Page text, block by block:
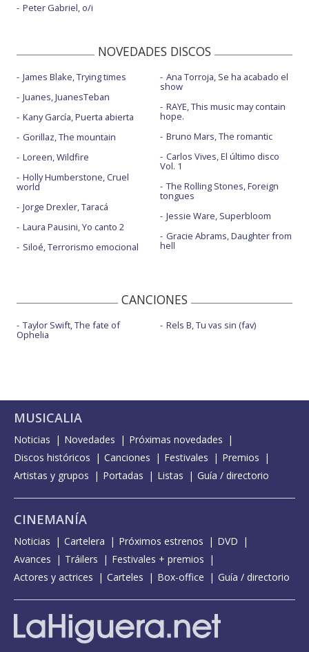
Peter Gabriel, o/i
NOVEDADES DISCOS
James Blake, Trying times
Juanes, JuanesTeban
Kany García, Puerta abierta
Gorillaz, The mountain
Loreen, Wildfire
Holly Humberstone, Cruel
world
Jorge Drexler, Taracá
Laura Pausini, Yo canto 2
Siloé, Terrorismo emocional
Ana Torroja, Se ha acabado el
show
RAYE, This music may contain
hope.
Bruno Mars, The romantic
Carlos Vives, El último disco
Vol. 1
The Rolling Stones, Foreign
tongues
Jessie Ware, Superbloom
Gracie Abrams, Daughter from
hell
CANCIONES
Taylor Swift, The fate of
Ophelia
Rels B, Tu vas sin (fav)
MUSICALIA
Noticias Novedades
Próximas novedades
Discos históricos
Canciones Festivales
Premios
Artistas y grupos
Portadas Listas Guía / directorio
CINEMANÍA
Noticias Cartelera Próximos estrenos
DVD
Avances
Tráilers
Festivales + premios
Actores y actrices
Carteles Box-office Guía / directorio